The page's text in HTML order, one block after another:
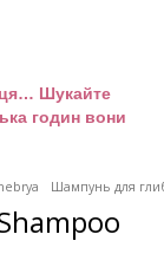
Шукайте
годин вони
Шампунь для